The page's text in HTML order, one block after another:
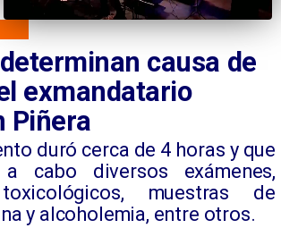
causa de
exmandatario
Piñera
duró cerca de 4 horas y que
cabo diversos exámenes,
muestras de
y alcoholemia, entre otros.